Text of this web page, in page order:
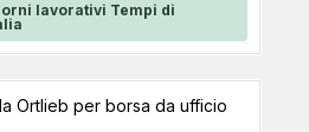
lavorativi Tempi di